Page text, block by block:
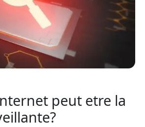
peut etre la